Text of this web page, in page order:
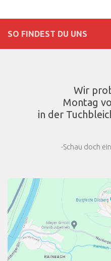
SO FINDEST DU UNS
Wir
Montag
in der
-Schau doch